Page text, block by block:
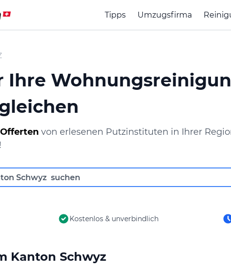
Tipps Umzugsfirma
Ihre
von erlesenen Putzinstituten in Ihrer
Kostenlos & unverbindlich
Kanton Schwyz